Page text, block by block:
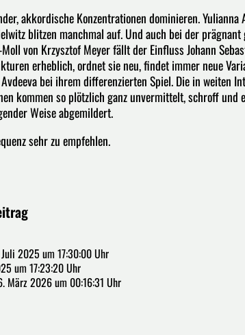
akkordische Konzentrationen dominieren. Yulianna
blitzen manchmal auf. Und auch bei der
von Krzysztof Meyer fällt der Einfluss Johann
erheblich, ordnet sie neu, findet immer neue
bei ihrem differenzierten Spiel. Die in weiten
kommen so plötzlich ganz unvermittelt, schroff und
Weise abgemildert.
sehr zu empfehlen.
Juli 2025 um 17:30:00 Uhr
um 17:23:20 Uhr
März 2026 um 00:16:31 Uhr